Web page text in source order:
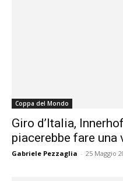
Coppa del Mondo
Giro d’Italia,
piacerebbe fare una
Gabriele Pezzaglia - 25 Maggio